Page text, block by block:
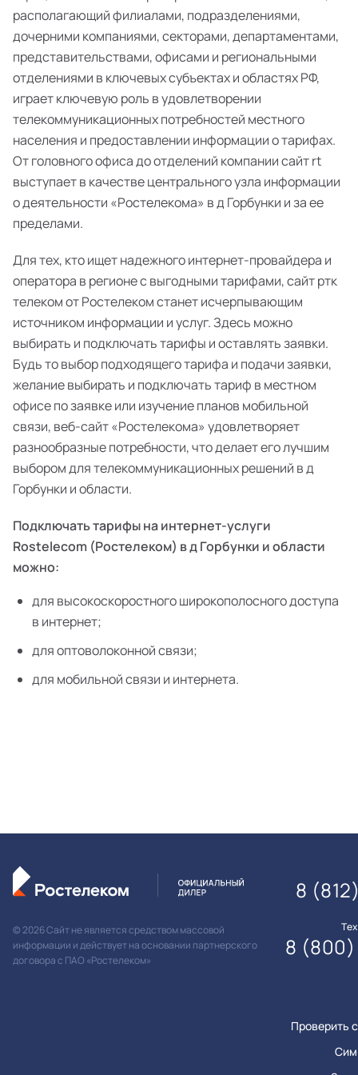
располагающий филиалами, подразделениями,
дочерними компаниями, секторами, департаментами,
представительствами, офисами и региональными
отделениями в ключевых субъектах и областях РФ,
играет ключевую роль в удовлетворении
телекоммуникационных потребностей местного
населения и предоставлении информации о тарифах.
От головного офиса до отделений компании сайт rt
выступает в качестве центрального узла информации
о деятельности «Ростелекома» в д Горбунки и за ее
пределами.
Для тех, кто ищет надежного интернет-провайдера и
оператора в регионе с выгодными тарифами, сайт ртк
телеком от Ростелеком станет исчерпывающим
источником информации и услуг. Здесь можно
выбирать и подключать тарифы и оставлять заявки.
Будь то выбор подходящего тарифа и подачи заявки,
желание выбирать и подключать тариф в местном
офисе по заявке или изучение планов мобильной
связи, веб-сайт «Ростелекома» удовлетворяет
разнообразные потребности, что делает его лучшим
выбором для телекоммуникационных решений в д
Горбунки и области.
Подключать тарифы на интернет-услуги
Rostelecom (Ростелеком) в д Горбунки и области
можно:
для высокоскоростного широкополосного доступа
в интернет;
для оптоволоконной связи;
для мобильной связи и интернета.
© 2026 Сайт не является средством массовой
информации и действует на основании партнерского
договора с ПАО «Ростелеком»
Проверить
8
8